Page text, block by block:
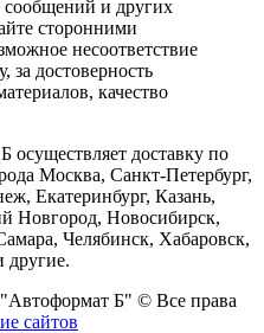
сообщений и других
сторонними
несоответствие
за достоверность
качество
осуществляет доставку по
Москва, Санкт-Петербург,
Екатеринбург, Казань,
Новгород, Новосибирск,
Челябинск, Хабаровск,
"Автоформат Б" © Все права
сайтов